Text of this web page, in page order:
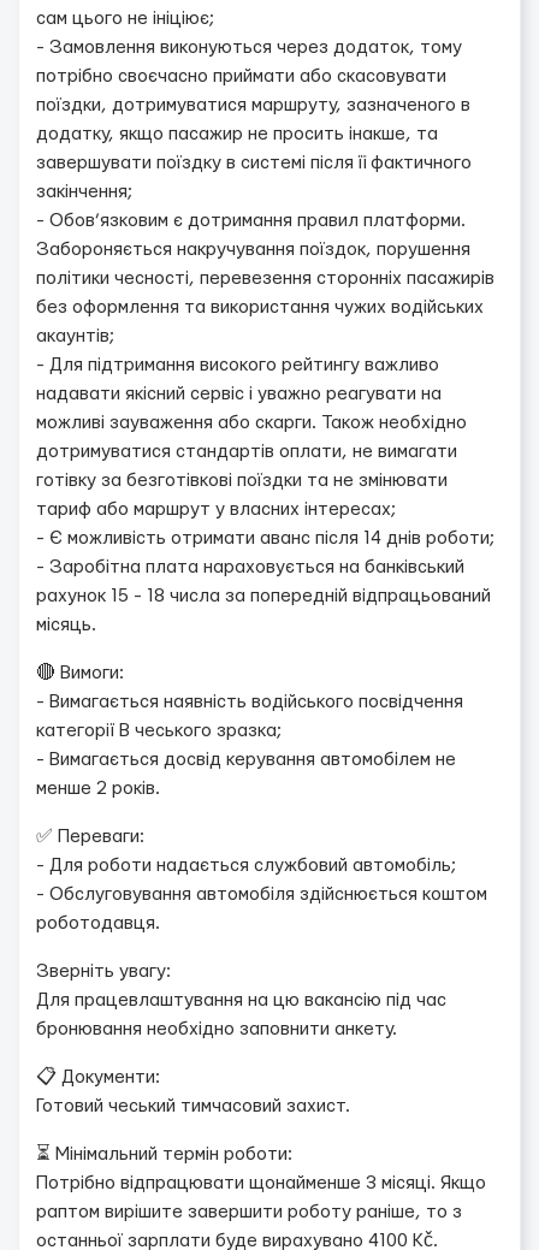
сам цього не ініціює;
- Замовлення виконуються через додаток, тому
потрібно своєчасно приймати або скасовувати
поїздки, дотримуватися маршруту, зазначеного в
додатку, якщо пасажир не просить інакше, та
завершувати поїздку в системі після її фактичного
закінчення;
- Обов’язковим є дотримання правил платформи.
Забороняється накручування поїздок, порушення
політики чесності, перевезення сторонніх пасажирів
без оформлення та використання чужих водійських
акаунтів;
- Для підтримання високого рейтингу важливо
надавати якісний сервіс і уважно реагувати на
можливі зауваження або скарги. Також необхідно
дотримуватися стандартів оплати, не вимагати
готівку за безготівкові поїздки та не змінювати
тариф або маршрут у власних інтересах;
- Є можливість отримати аванс після 14 днів роботи;
- Заробітна плата нараховується на банківський
рахунок 15 - 18 числа за попередній відпрацьований
місяць.
🔴 Вимоги:
- Вимагається наявність водійського посвідчення
категорії B чеського зразка;
- Вимагається досвід керування автомобілем не
менше 2 років.
✅ Переваги:
- Для роботи надається службовий автомобіль;
- Обслуговування автомобіля здійснюється коштом
роботодавця.
Зверніть увагу:
Для працевлаштування на цю вакансію під час
бронювання необхідно заповнити анкету.
📋 Документи:
Готовий чеський тимчасовий захист.
⏳ Мінімальний термін роботи:
Потрібно відпрацювати щонайменше 3 місяці. Якщо
раптом вирішите завершити роботу раніше, то з
останньої зарплати буде вирахувано 4100 Kč.